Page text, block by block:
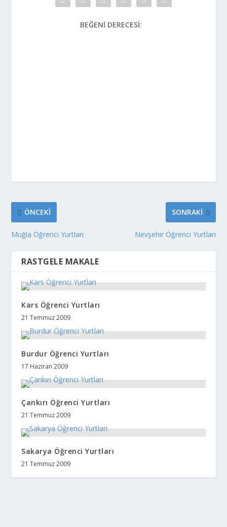
BEĞENI DERECESI:
ÖNCEKI
Muğla Öğrenci Yurtları
SONRAKI
Nevşehir Öğrenci Yurtları
RASTGELE MAKALE
Kars Öğrenci Yurtları
21 Temmuz 2009
Burdur Öğrenci Yurtları
17 Haziran 2009
Çankırı Öğrenci Yurtları
21 Temmuz 2009
Sakarya Öğrenci Yurtları
21 Temmuz 2009